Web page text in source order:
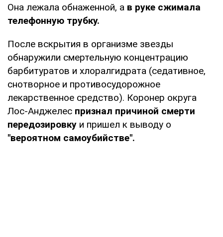
Она лежала обнаженной, а в руке сжимала
телефонную трубку.
После вскрытия в организме звезды
обнаружили смертельную концентрацию
барбитуратов и хлоралгидрата (седативное,
снотворное и противосудорожное
лекарственное средство). Коронер округа
Лос-Анджелес признал причиной смерти
передозировку и пришел к выводу о
"вероятном самоубийстве".